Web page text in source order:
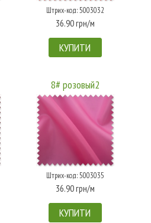
Штрих-код: 5003032
36.90 грн/м
КУПИТИ
8# розовый2
Штрих-код: 5003035
36.90 грн/м
КУПИТИ